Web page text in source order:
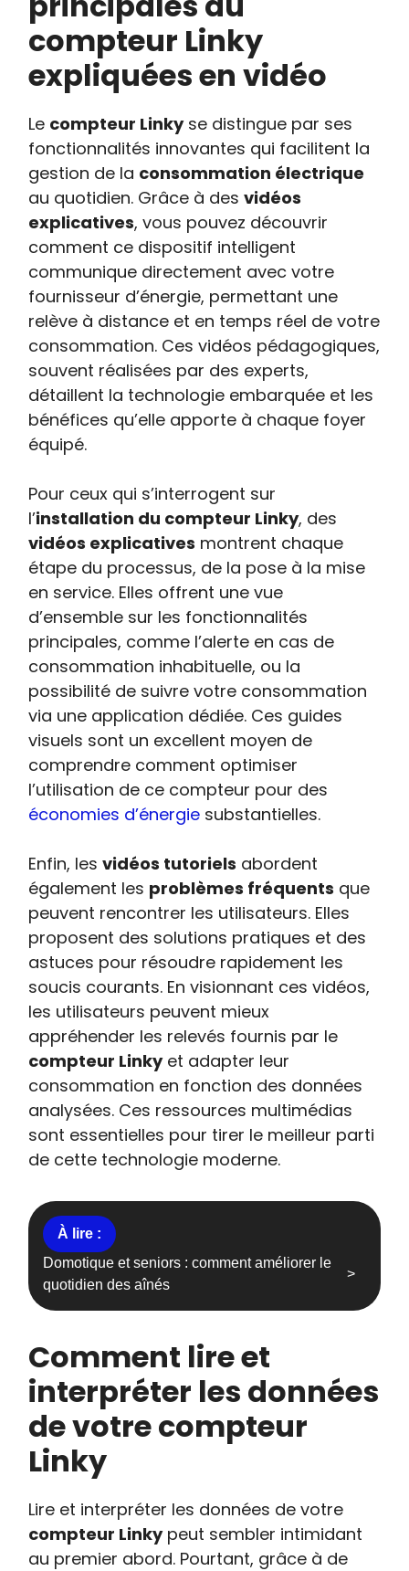
compteur Linky
expliquées en vidéo
Le compteur Linkyse distingue par ses
fonctionnalités innovantes qui facilitent la
gestion de la consommation électrique
au quotidien. Grâce à desvidéos
explicatives, vous pouvez découvrir
comment ce dispositif intelligent
communique directement avec votre
fournisseur d’énergie, permettant une
relève à distance et en temps réel de votre
consommation. Ces vidéos pédagogiques,
souvent réalisées par des experts,
détaillent la technologie embarquée et les
bénéfices qu’elle apporte à chaque foyer
équipé.
Pour ceux qui s’interrogent sur
l’installation du compteur Linky, des
vidéos explicatives montrent chaque
étape du processus, de la pose à la mise
en service. Elles offrent une vue
d’ensemble sur les fonctionnalités
principales, comme l’alerte en cas de
consommation inhabituelle, ou la
possibilité de suivre votre consommation
via une application dédiée. Ces guides
visuels sont un excellent moyen de
comprendre comment optimiser
l’utilisation de ce compteur pour des
économies d’énergie substantielles.
Enfin, lesvidéos tutoriels abordent
également les problèmes fréquents que
peuvent rencontrer les utilisateurs. Elles
proposent des solutions pratiques et des
astuces pour résoudre rapidement les
soucis courants. En visionnant ces vidéos,
les utilisateurs peuvent mieux
appréhender les relevés fournis par le
compteur Linkyet adapter leur
consommation en fonction des données
analysées. Ces ressources multimédias
sont essentielles pour tirer le meilleur parti
de cette technologie moderne.
Domotique et seniors : comment améliorer le
quotidien des aînés
Comment lire et
interpréter les données
de votre compteur
Linky
Lire et interpréter les données de votre
compteur Linkypeut sembler intimidant
au premier abord. Pourtant, grâce à de